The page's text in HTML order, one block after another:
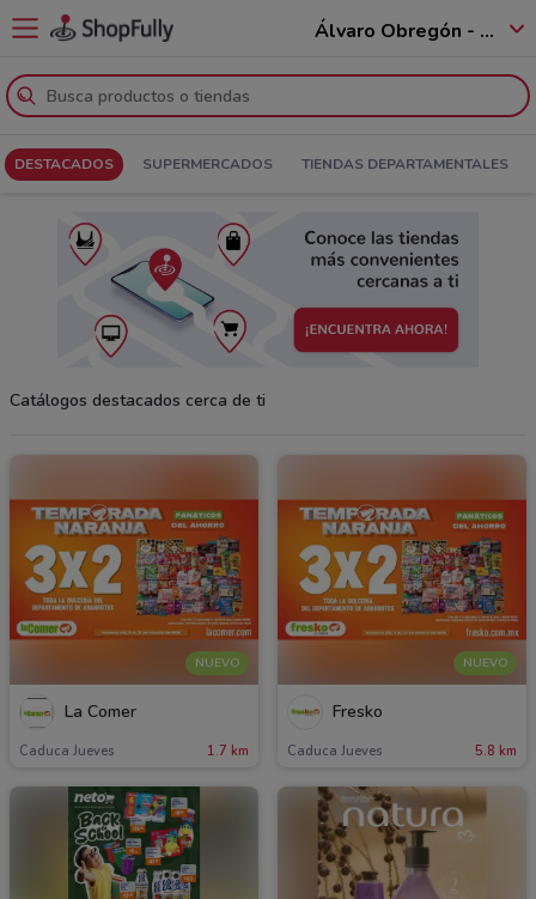
Álvaro Obregón - 01520
DESTACADOS SUPERMERCADOS TIENDAS DEPARTAMENTALES
Catálogos destacados cerca de ti
NUEVO
La Comer
Caduca Jueves 1.7 km
NUEVO
Fresko
Caduca Jueves 5.8 km